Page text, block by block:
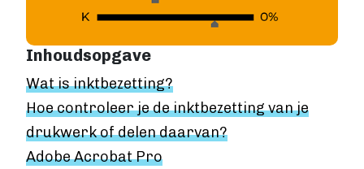
Boek distributie
VIA BOEKHANDELS
Boek uitgeven via Bol.com
Boek uitgeven via Centraal Boekhuis
Boek uitgeven via Managementboek.nl
Inhoudsopgave
Wat is inktbezetting?
Hoe controleer je de inktbezetting van je
drukwerk of delen daarvan?
Adobe Acrobat Pro